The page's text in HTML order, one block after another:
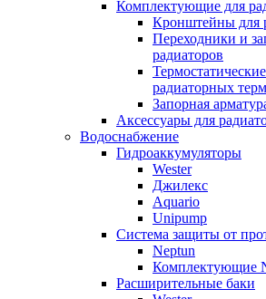
Комплектующие для
Кронштейны для
Переходники и
радиаторов
радиаторных
Запорная
Аксессуары для
Водоснабжение
Гидроаккумуляторы
Wester
Джилекс
Aquario
Unipump
Система защиты от
Neptun
Комплектующие
Расширительные баки